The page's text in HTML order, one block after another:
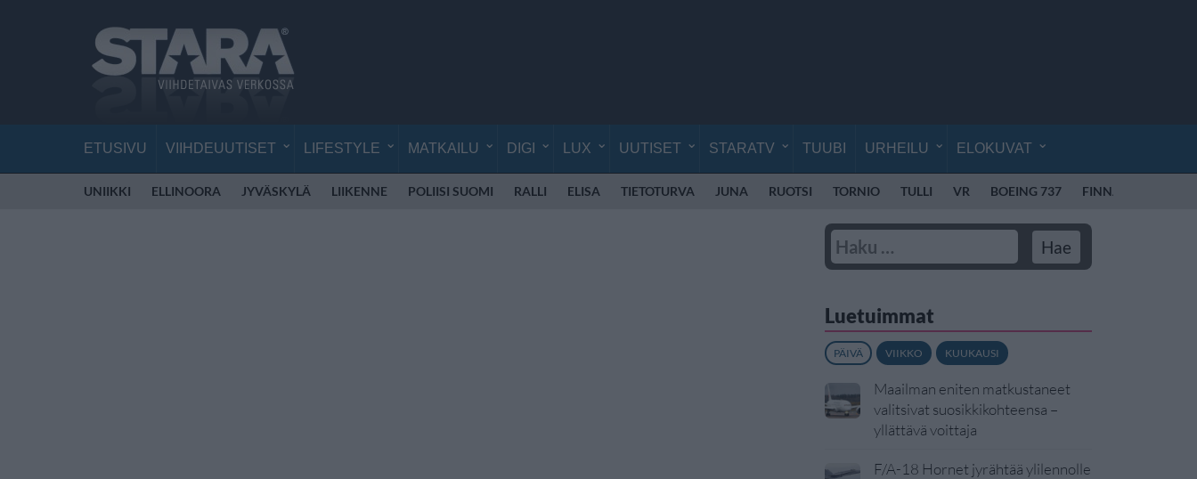
ETUSIVU VIIHDEUUTISET LIFESTYLE MATKAILU DIGI LUX UUTISET STARATV TUUBI URHEILU ELOKUVAT
UNIIKKI ELLINOORA JYVÄSKYLÄ LIIKENNE POLIISI SUOMI RALLI ELISA TIETOTURVA JUNA RUOTSI TORNIO TULLI VR BOEING 737 FINNAIR
Luetuimmat
PÄIVÄ VIIKKO KUUKAUSI
Maailman eniten matkustaneet
valitsivat suosikkikohteensa –
yllättävä voittaja
F/A-18 Hornet jyrähtää ylilennolle